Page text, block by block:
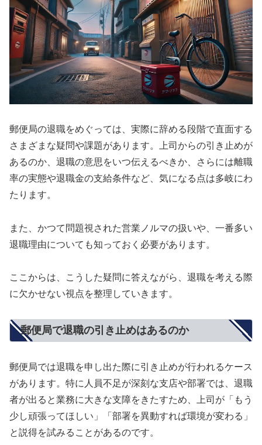
郵便局の退職をめぐっては、実際に辞める段階で直面する
さまざまな疑問や課題があります。上司からの引き止めが
あるのか、退職の意思をいつ伝えるべきか、さらには離職
率の実態や退職金の支給条件など、気になる点は多岐にわ
たります。
また、かつて問題視された営業ノルマの扱いや、一番多い
退職理由についても知っておく必要があります。
ここからは、こうした疑問に答えながら、退職を考える際
に欠かせない視点を整理していきます。
郵便局で退職の引き止めはあるのか
郵便局では退職を申し出た際に引き止めが行われるケース
があります。特に人員不足が深刻な支店や部署では、退職
者が出ると業務に大きな支障をきたすため、上司が「もう
少し頑張ってほしい」「部署を異動すれば環境が変わる」
と説得を試みることがあるのです。